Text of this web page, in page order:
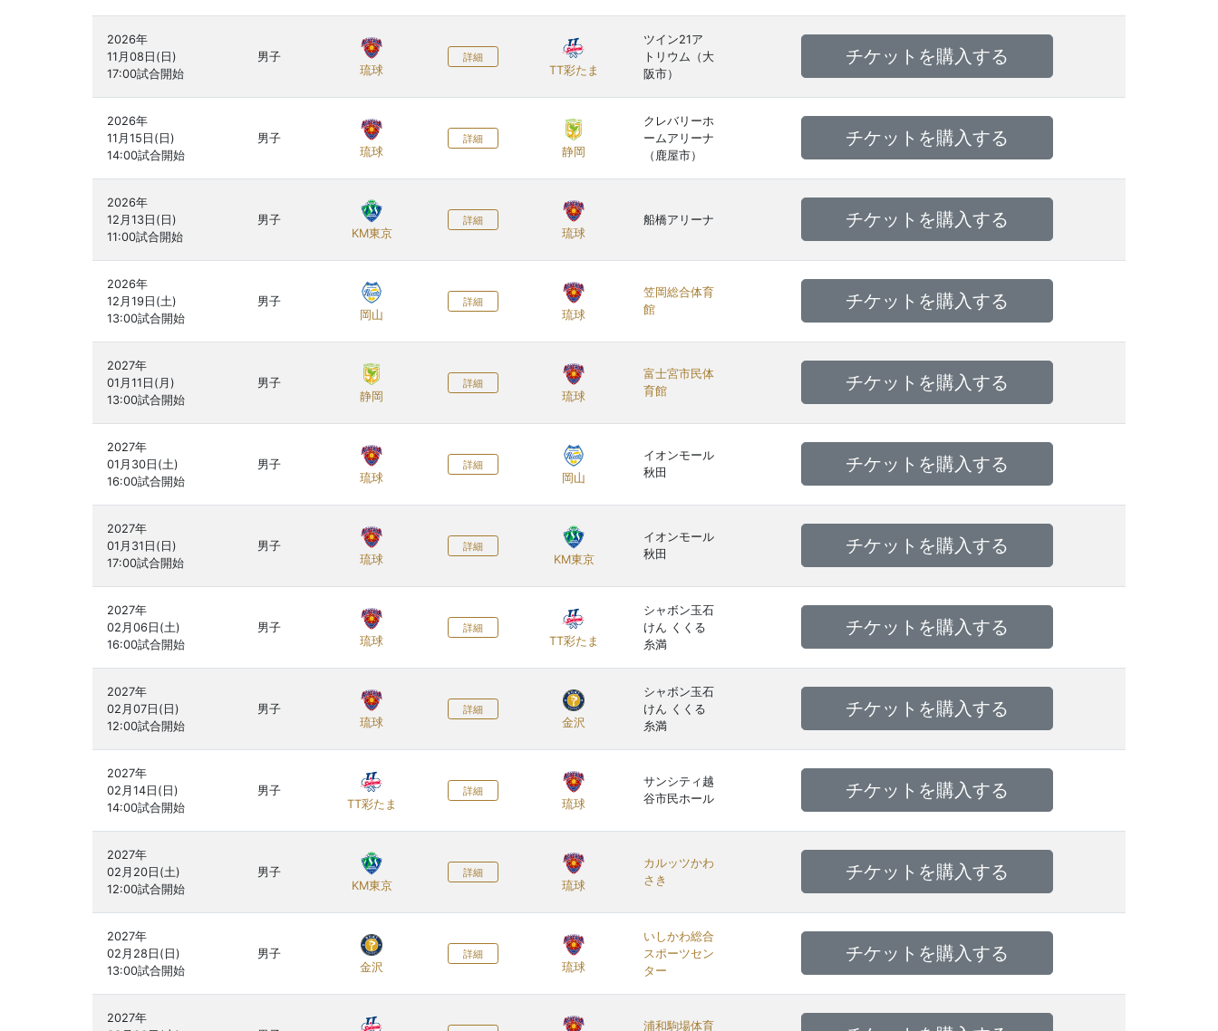
2026年
11月08日(日)
男子
琉球
詳細
TT彩たま
ツイン21ア
トリウム（大
阪市）
チケットを購入する
2026年
11月15日(日)
男子
琉球
詳細
静岡
クレバリーホ
ームアリーナ
（鹿屋市）
チケットを購入する
2026年
12月13日(日)
男子
KM東京
詳細
琉球
船橋アリーナ チケットを購入する
2026年
12月19日(土)
男子
岡山
詳細
琉球
笠岡総合体育
館
チケットを購入する
2027年
01月11日(月)
男子
静岡
詳細
琉球
富士宮市民体
育館
チケットを購入する
2027年
01月30日(土)
男子
琉球
詳細
岡山
イオンモール
秋田
チケットを購入する
2027年
01月31日(日)
男子
琉球
詳細
KM東京
イオンモール
秋田
チケットを購入する
2027年
02月06日(土)
男子
琉球
詳細
TT彩たま
シャボン玉石
けん くくる
糸満
チケットを購入する
2027年
02月07日(日)
男子
琉球
詳細
金沢
シャボン玉石
けん くくる
糸満
チケットを購入する
2027年
02月14日(日)
男子
TT彩たま
詳細
琉球
サンシティ越
谷市民ホール
チケットを購入する
2027年
02月20日(土)
男子
KM東京
詳細
琉球
カルッツかわ
さき
チケットを購入する
2027年
02月28日(日)
男子
金沢
詳細
琉球
いしかわ総合
スポーツセン
ター
チケットを購入する
2027年
浦和駒場体育